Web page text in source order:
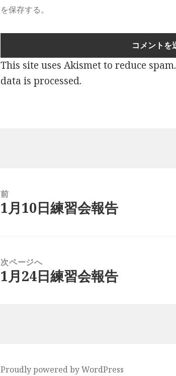
を保存する。
This site uses Akismet to reduce spam.
data is processed.
前
前
1月10日練習会報告
次ページへ
次
1月24日練習会報告
Proudly powered by WordPress